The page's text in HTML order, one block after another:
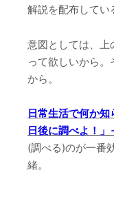
解説を配布してい
意図としては、上
って欲しいから
から。
日常生活で何か
日後に調べよ！」
(調べる)のが一番
緒。